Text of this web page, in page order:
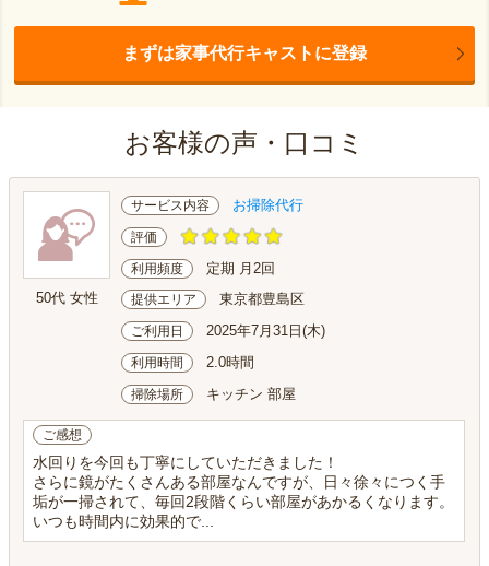
まずは家事代行キャストに登録
お客様の声・口コミ
50代 女性
サービス内容 お掃除代行
評価
利用頻度 定期 月2回
提供エリア 東京都豊島区
ご利用日 2025年7月31日(木)
利用時間 2.0時間
掃除場所 キッチン 部屋
ご感想
水回りを今回も丁寧にしていただきました！
さらに鏡がたくさんある部屋なんですが、日々徐々につく手
垢が一掃されて、毎回2段階くらい部屋があかるくなります。
いつも時間内に効果的で...